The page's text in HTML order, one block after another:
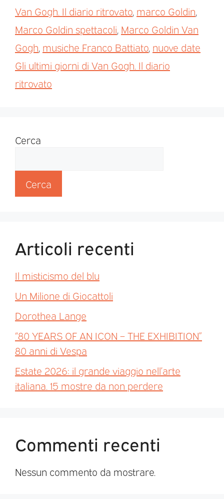
Van Gogh. Il diario ritrovato marco Goldin
Marco Goldin spettacoli Marco Goldin Van
Gogh musiche Franco Battiato nuove date
Gli ultimi giorni di Van Gogh. Il diario
ritrovato
Cerca
Cerca
Articoli recenti
Il misticismo del blu
Un Milione di Giocattoli
Dorothea Lange
“80 YEARS OF AN ICON – THE EXHIBITION”
80 anni di Vespa
Estate 2026: il grande viaggio nell’arte
italiana. 15 mostre da non perdere
Commenti recenti
Nessun commento da mostrare.